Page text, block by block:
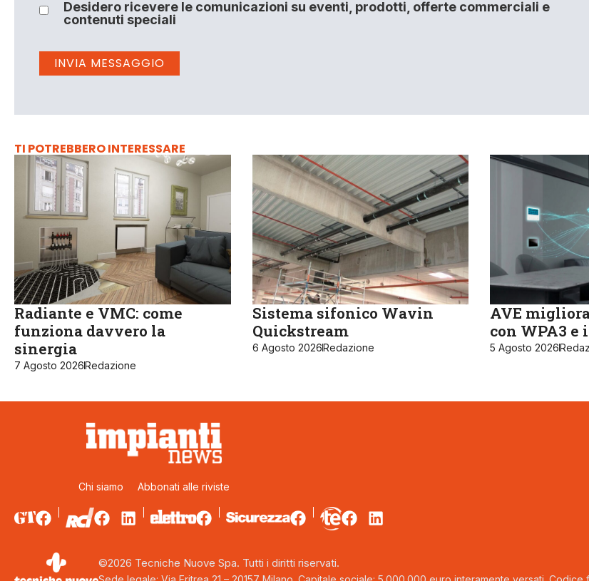
Desidero ricevere le comunicazioni su eventi, prodotti, offerte commerciali e
contenuti speciali
TI POTREBBERO INTERESSARE
Radiante e VMC: come
funziona davvero la
sinergia
7 Agosto 2026Redazione
Sistema sifonico Wavin
Quickstream
6 Agosto 2026Redazione
AVE
con WPA3
5 Agosto 2026
Chi siamo Abbonati alle riviste
©2026 Tecniche Nuove Spa. Tutti i diritti riservati.